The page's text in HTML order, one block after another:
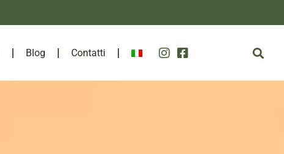
Blog Contatti